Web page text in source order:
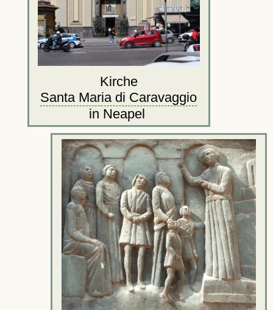
Kirche
Santa Maria di Caravaggio
in Neapel